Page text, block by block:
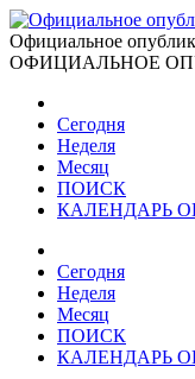
Официальное
ОФИЦИАЛЬНОЕ
Сегодня
Неделя
Месяц
ПОИСК
КАЛЕНДАРЬ
Сегодня
Неделя
Месяц
ПОИСК
КАЛЕНДАРЬ